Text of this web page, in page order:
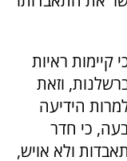
קיימות ראיות
וזאת
הידיעה
כי חדר
ולא אויש,